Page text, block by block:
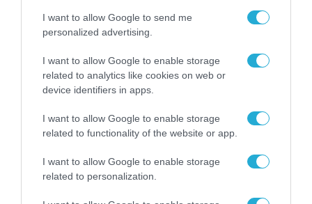
I want to allow Google to send me
personalized advertising.
I want to allow Google to enable storage
related to analytics like cookies on web or
device identifiers in apps.
I want to allow Google to enable storage
related to functionality of the website or app.
I want to allow Google to enable storage
related to personalization.
«Επιχείρηση ελεύθερα πεζοδρόμια» στην
Αθήνα: Απομακρύνθηκαν παράνομα
αντικείμενα από κοινόχρηστους χώρους